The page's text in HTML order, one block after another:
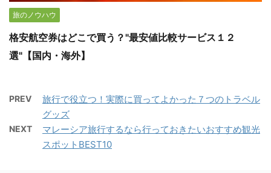
旅のノウハウ
格安航空券はどこで買う？"最安値比較サービス１２
選"【国内・海外】
PREV
旅行で役立つ！実際に買ってよかった７つのトラベル
グッズ
NEXT
マレーシア旅行するなら行っておきたいおすすめ観光
スポットBEST10